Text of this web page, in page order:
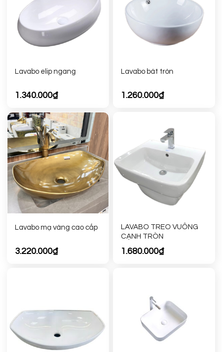
Lavabo elip ngang
1.340.000₫
Lavabo bát tròn
1.260.000₫
Lavabo mạ vàng cao cấp
3.220.000₫
LAVABO TREO VUÔNG
CẠNH TRÒN
1.680.000₫